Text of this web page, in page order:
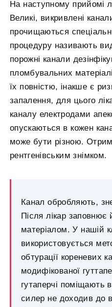
На наступному прийомі
Великі, викривлені
прочищаються
процедуру називають
порожні канали
пломбувальних
їх повністю, інакше є
запалення, для цього
каналу електродами
опускаються в кожен
може бути різною.
рентгенівським знімком.
Канал обробляють,
Після лікар заповнює
матеріалом. У нашій
використовується
обтурації кореневих
модифікованої
гутаперчі поміщають
силер не доходив до